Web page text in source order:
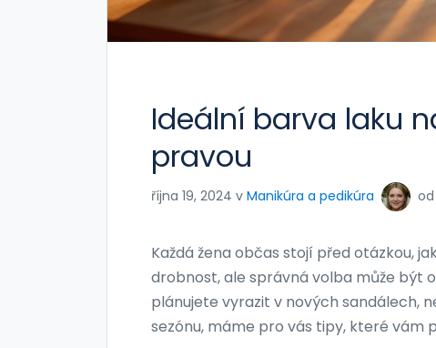
Ideální barva laku
pravou
října 19, 2024 v Manikúra a pedikúra od
Každá žena občas stojí před otázkou,
drobnost, ale správná volba může být
plánujete vyrazit v nových sandálech,
sezónu, máme pro vás tipy, které vám